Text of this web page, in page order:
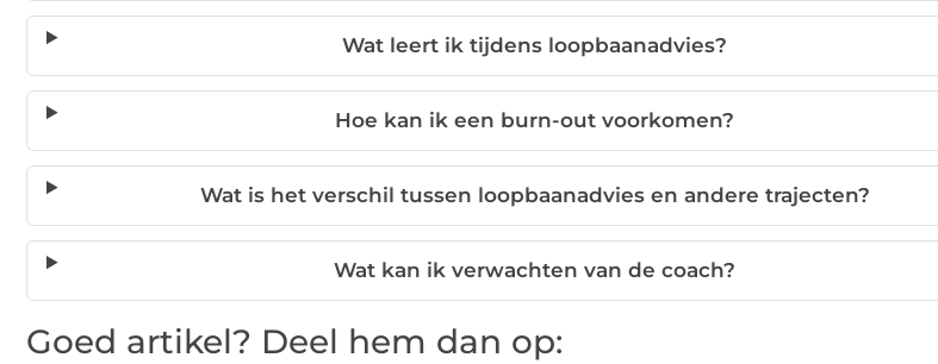
Wat leert ik tijdens loopbaanadvies?
Hoe kan ik een burn-out voorkomen?
Wat is het verschil tussen loopbaanadvies en andere trajecten?
Wat kan ik verwachten van de coach?
Goed artikel? Deel hem dan op: